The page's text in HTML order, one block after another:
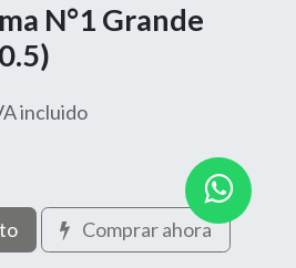
N°1 Grande
incluido
Comprar ahora